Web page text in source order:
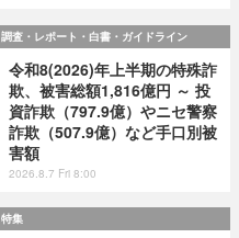
調査・レポート・白書・ガイドライン
令和8(2026)年上半期の特殊詐
欺、被害総額1,816億円 ～ 投
資詐欺（797.9億）やニセ警察
詐欺（507.9億）など手口別被
害額
2026.8.7 Fri 8:00
特集